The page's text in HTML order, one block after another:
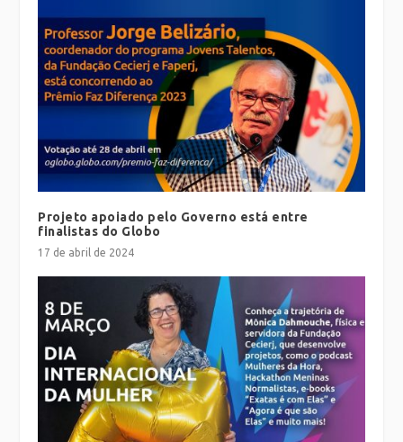
Projeto apoiado pelo Governo está entre
finalistas do Globo
17 de abril de 2024